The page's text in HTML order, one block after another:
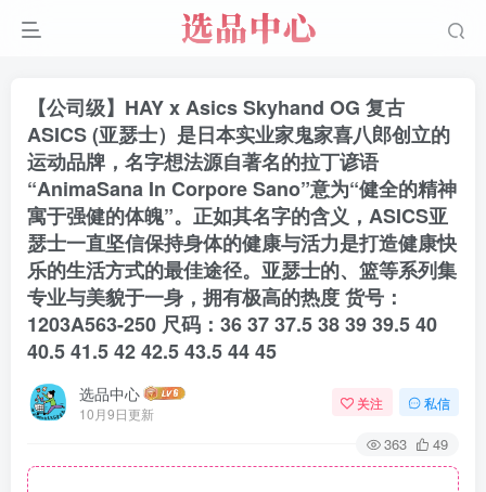
【公司级】HAY x Asics Skyhand OG 复古
ASICS (亚瑟士）是日本实业家鬼家喜八郎创立的
运动品牌，名字想法源自著名的拉丁谚语
“AnimaSana In Corpore Sano”意为“健全的精神
寓于强健的体魄”。正如其名字的含义，ASICS亚
瑟士一直坚信保持身体的健康与活力是打造健康快
乐的生活方式的最佳途径。亚瑟士的、篮等系列集
专业与美貌于一身，拥有极高的热度 货号：
1203A563-250 尺码：36 37 37.5 38 39 39.5 40
40.5 41.5 42 42.5 43.5 44 45
选品中心
10月9日更新
关注 私信
363 49